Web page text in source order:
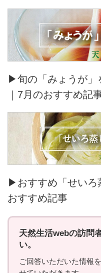
▶旬の「みょうが」
｜7月のおすすめ記
▶おすすめ「せいろ
おすすめ記事